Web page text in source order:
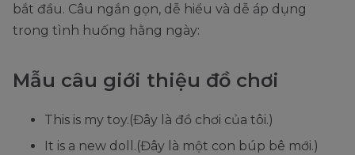
bắt đầu. Câu ngắn gọn, dễ hiểu và dễ áp dụng
trong tình huống hằng ngày:
Mẫu câu giới thiệu đồ chơi
This is my toy.(Đây là đồ chơi của tôi.)
It is a new doll.(Đây là một con búp bê mới.)